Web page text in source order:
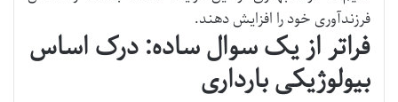
فرزندآوری خود را افزایش دهند.
فراتر از یک سوال ساده: درک اساس
بیولوژیکی بارداری